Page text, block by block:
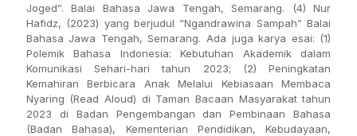
Joged”. Balai Bahasa Jawa Tengah, Semarang. (4) Nur
Hafidz, (2023) yang berjudul “Ngandrawina Sampah” Balai
Bahasa Jawa Tengah, Semarang. Ada juga karya esai: (1)
Polemik Bahasa Indonesia: Kebutuhan Akademik dalam
Komunikasi Sehari-hari tahun 2023; (2) Peningkatan
Kemahiran Berbicara Anak Melalui Kebiasaan Membaca
Nyaring (Read Aloud) di Taman Bacaan Masyarakat tahun
2023 di Badan Pengembangan dan Pembinaan Bahasa
(Badan Bahasa), Kementerian Pendidikan, Kebudayaan,